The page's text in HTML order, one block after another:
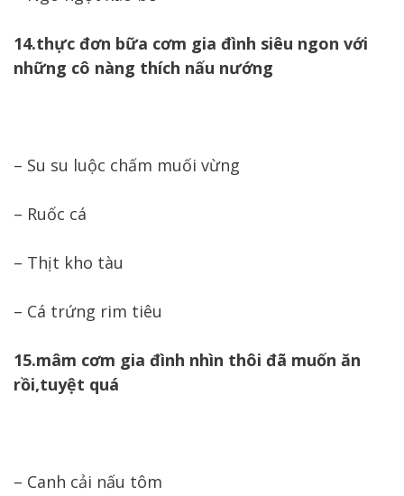
14.thực đơn bữa cơm gia đình siêu ngon với
những cô nàng thích nấu nướng
– Su su luộc chấm muối vừng
– Ruốc cá
– Thịt kho tàu
– Cá trứng rim tiêu
15.mâm cơm gia đình nhìn thôi đã muốn ăn
rồi,tuyệt quá
– Canh cải nấu tôm